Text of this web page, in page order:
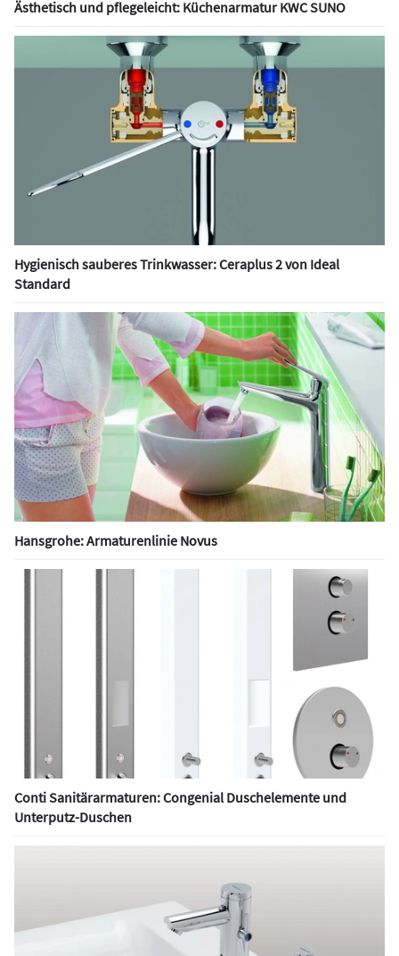
Ästhetisch und pflegeleicht: Küchenarmatur KWC SUNO
Hygienisch sauberes Trinkwasser: Ceraplus 2 von Ideal
Standard
Hansgrohe: Armaturenlinie Novus
Conti Sanitärarmaturen: Congenial Duschelemente und
Unterputz-Duschen